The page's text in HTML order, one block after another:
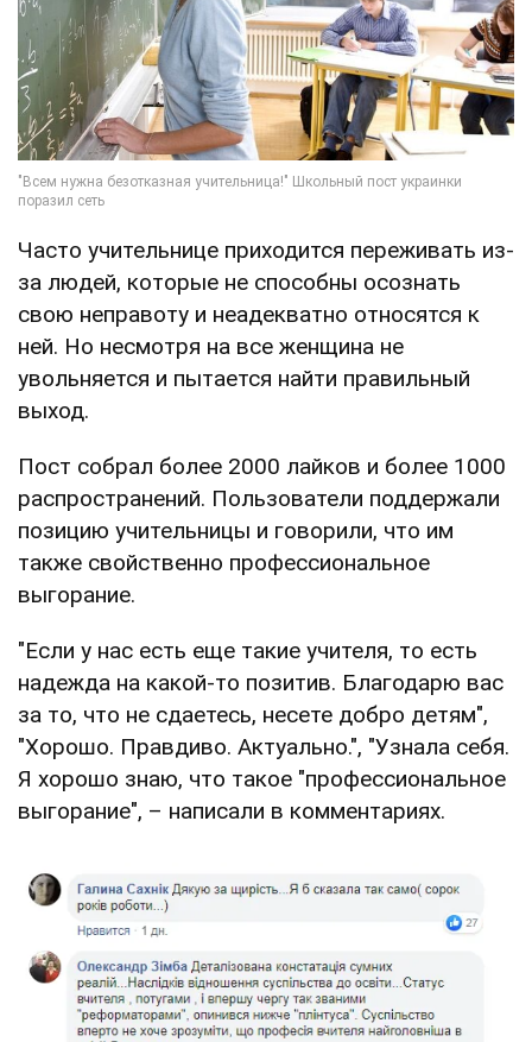
Часто учительнице приходится переживать из-
за людей, которые не способны осознать
свою неправоту и неадекватно относятся к
ней. Но несмотря на все женщина не
увольняется и пытается найти правильный
выход.
Пост собрал более 2000 лайков и более 1000
распространений. Пользователи поддержали
позицию учительницы и говорили, что им
также свойственно профессиональное
выгорание.
"Если у нас есть еще такие учителя, то есть
надежда на какой-то позитив. Благодарю вас
за то, что не сдаетесь, несете добро детям",
"Хорошо. Правдиво. Актуально.", "Узнала себя.
Я хорошо знаю, что такое "профессиональное
выгорание", – написали в комментариях.